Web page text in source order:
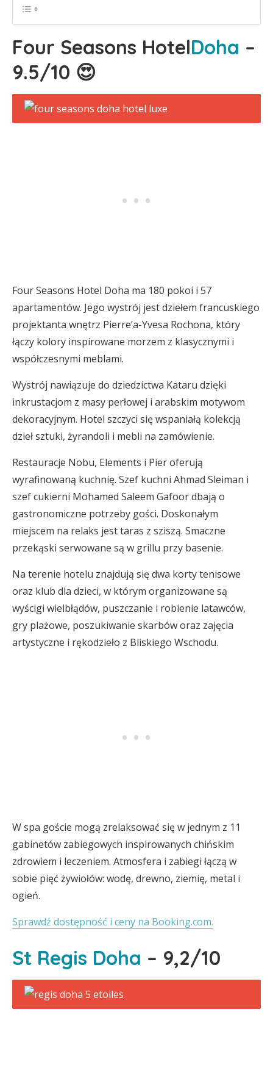
Four Seasons HotelDoha –
9.5/10 😍
Four Seasons Hotel Doha ma 180 pokoi i 57
apartamentów. Jego wystrój jest dziełem francuskiego
projektanta wnętrz Pierre’a-Yvesa Rochona, który
łączy kolory inspirowane morzem z klasycznymi i
współczesnymi meblami.
Wystrój nawiązuje do dziedzictwa Kataru dzięki
inkrustacjom z masy perłowej i arabskim motywom
dekoracyjnym. Hotel szczyci się wspaniałą kolekcją
dzieł sztuki, żyrandoli i mebli na zamówienie.
Restauracje Nobu, Elements i Pier oferują
wyrafinowaną kuchnię. Szef kuchni Ahmad Sleiman i
szef cukierni Mohamed Saleem Gafoor dbają o
gastronomiczne potrzeby gości. Doskonałym
miejscem na relaks jest taras z sziszą. Smaczne
przekąski serwowane są w grillu przy basenie.
Na terenie hotelu znajdują się dwa korty tenisowe
oraz klub dla dzieci, w którym organizowane są
wyścigi wielbłądów, puszczanie i robienie latawców,
gry plażowe, poszukiwanie skarbów oraz zajęcia
artystyczne i rękodzieło z Bliskiego Wschodu.
W spa goście mogą zrelaksować się w jednym z 11
gabinetów zabiegowych inspirowanych chińskim
zdrowiem i leczeniem. Atmosfera i zabiegi łączą w
sobie pięć żywiołów: wodę, drewno, ziemię, metal i
ogień.
Sprawdź dostępność i ceny na Booking.com.
St Regis Doha – 9,2/10